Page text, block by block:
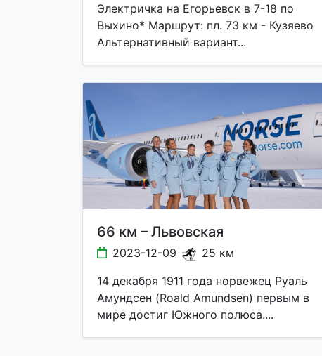
Электричка на Егорьевск в 7-18 по
Выхино* Маршрут: пл. 73 км - Кузяево
Альтернативный вариант...
66 км – Львовская
2023-12-09
25 км
14 декабря 1911 года норвежец Руаль
Амундсен (Roald Amundsen) первым в
мире достиг Южного полюса....